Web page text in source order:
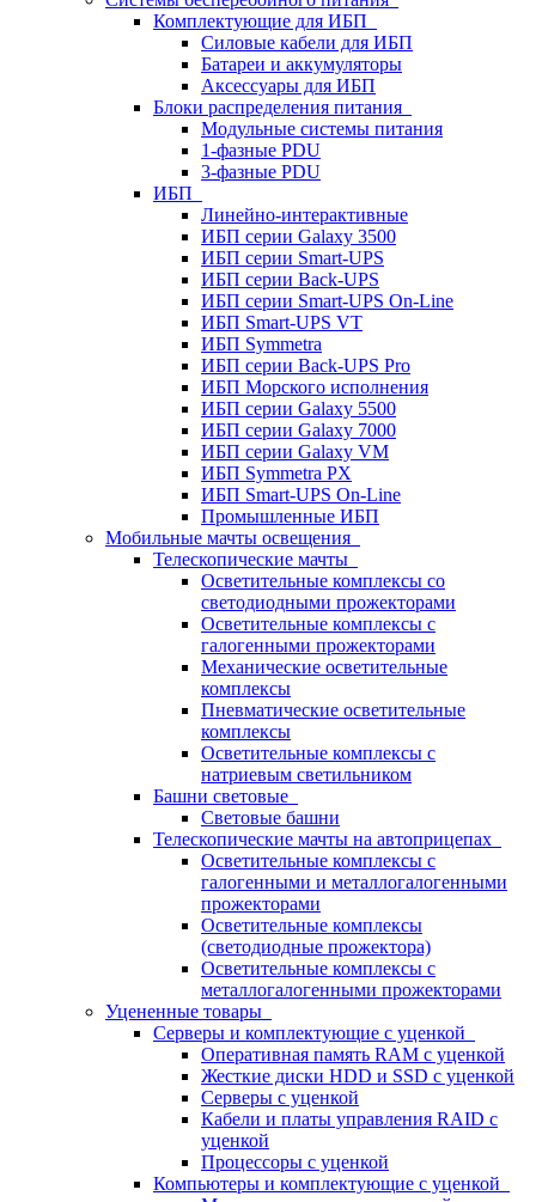
Комплектующие для ИБП
Силовые кабели для ИБП
Батареи и аккумуляторы
Аксессуары для ИБП
Блоки распределения питания
Модульные системы питания
1-фазные PDU
3-фазные PDU
ИБП
Линейно-интерактивные
ИБП серии Galaxy 3500
ИБП серии Smart-UPS
ИБП серии Back-UPS
ИБП серии Smart-UPS On-Line
ИБП Smart-UPS VT
ИБП Symmetra
ИБП серии Back-UPS Pro
ИБП Морского исполнения
ИБП серии Galaxy 5500
ИБП серии Galaxy 7000
ИБП серии Galaxy VM
ИБП Symmetra PX
ИБП Smart-UPS On-Line
Промышленные ИБП
Мобильные мачты освещения
Телескопические мачты
Осветительные комплексы со
светодиодными прожекторами
Осветительные комплексы с
галогенными прожекторами
Механические осветительные
комплексы
Пневматические осветительные
комплексы
Осветительные комплексы с
натриевым светильником
Башни световые
Световые башни
Телескопические мачты на автоприцепах
Осветительные комплексы с
галогенными и металлогалогенными
прожекторами
Осветительные комплексы
(светодиодные прожектора)
Осветительные комплексы с
металлогалогенными прожекторами
Уцененные товары
Серверы и комплектующие с уценкой
Оперативная память RAM с уценкой
Жесткие диски HDD и SSD с уценкой
Серверы с уценкой
Кабели и платы управления RAID с
уценкой
Процессоры с уценкой
Компьютеры и комплектующие с уценкой